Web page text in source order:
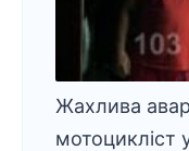
Жахлива
мотоцикліст